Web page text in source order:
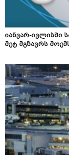
იანვარ-ივლისში
მეტ მგზავრს